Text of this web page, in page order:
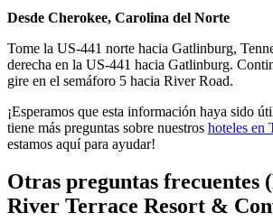
Desde Cherokee, Carolina del Norte
Tome la US-441 norte hacia Gatlinburg,
derecha en la US-441 hacia Gatlinburg.
gire en el semáforo 5 hacia River Road.
¡Esperamos que esta información haya sido
tiene más preguntas sobre nuestros hoteles en
estamos aquí para ayudar!
Otras preguntas frecuentes
River Terrace Resort &